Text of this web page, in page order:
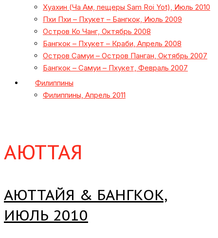
Хуахин (Ча Ам, пещеры Sam Roi Yot), Июль 2010
Пхи Пхи – Пхукет – Бангкок, Июль 2009
Остров Ко Чанг, Октябрь 2008
Бангкок – Пхукет – Краби, Апрель 2008
Остров Самуи – Остров Панган, Октябрь 2007
Бангкок – Самуи – Пхукет, Февраль 2007
Филиппины
Филиппины, Апрель 2011
АЮТТАЯ
АЮТТАЙЯ & БАНГКОК,
ИЮЛЬ 2010